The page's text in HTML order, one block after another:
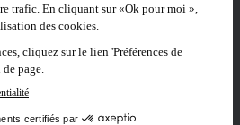
de Thomas Dufour, réalisateur.